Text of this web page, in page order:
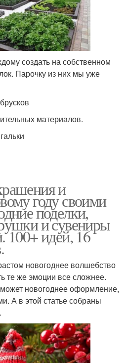
создать на собственном
Парочку из них мы уже
материалов.
и
году своими
поделки,
и сувениры
100+ идей, 16
новогоднее волшебство
те же эмоции все сложнее.
новогоднее оформление,
А в этой статье собраны